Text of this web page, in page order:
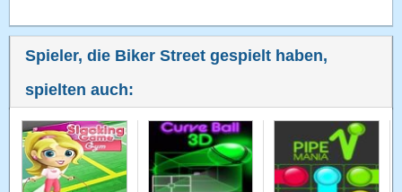
Spieler, die Biker Street gespielt haben,
spielten auch: